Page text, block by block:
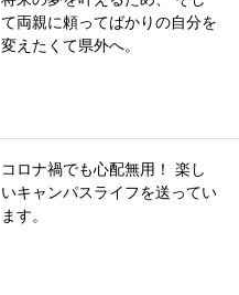
て両親に頼ってばかりの自分を
変えたくて県外へ。
コロナ禍でも心配無用！ 楽し
いキャンパスライフを送ってい
ます。